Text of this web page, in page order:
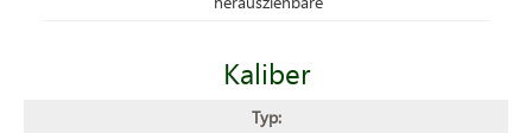
Kaliber
Typ: